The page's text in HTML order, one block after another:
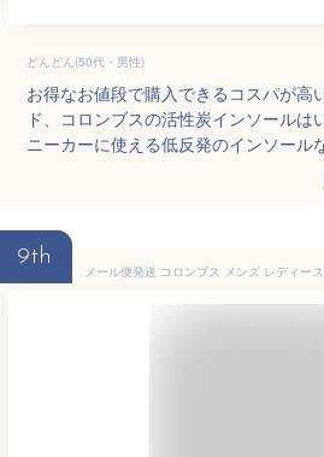
どんどん(50代・男性)
お得なお値段で購入できるコスパが高
ド、コロンブスの活性炭インソールは
ニーカーに使える低反発のインソール
9th